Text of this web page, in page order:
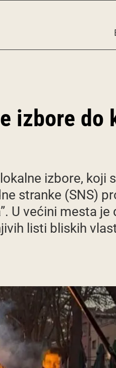
izbore do
izbore, koji
stranke (SNS)
U većini mesta
listi bliskih